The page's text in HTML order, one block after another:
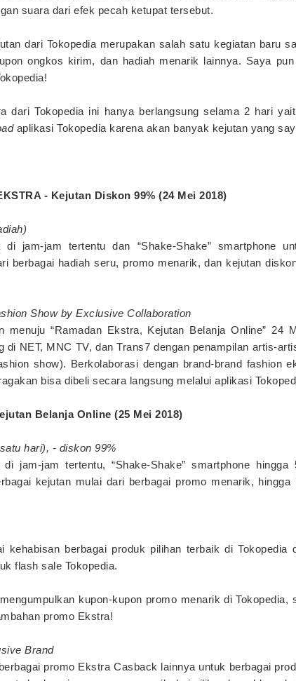
suara dari efek pecah ketupat tersebut.
dari Tokopedia merupakan salah satu kegiatan baru
ongkos kirim, dan hadiah menarik lainnya. Saya
dari Tokopedia ini hanya berlangsung selama 2 hari
aplikasi Tokopedia karena akan banyak kejutan yang
- Kejutan Diskon 99% (24 Mei 2018)
di jam-jam tertentu dan “Shake-Shake” smartphone
berbagai hadiah seru, promo menarik, dan kejutan
Show by Exclusive Collaboration
menuju “Ramadan Ekstra, Kejutan Belanja Online” 24
di NET, MNC TV, dan Trans7 dengan penampilan artis-
show). Berkolaborasi dengan brand-brand fashion
bisa dibeli secara langsung melalui aplikasi
Belanja Online (25 Mei 2018)
hari), - diskon 99%
di jam-jam tertentu, “Shake-Shake” smartphone
kejutan mulai dari berbagai promo menarik, hingga
kehabisan berbagai produk pilihan terbaik di Tokopedia
flash sale Tokopedia.
kupon-kupon promo menarik di Tokopedia,
promo Ekstra!
Brand
promo Ekstra Casback lainnya untuk berbagai